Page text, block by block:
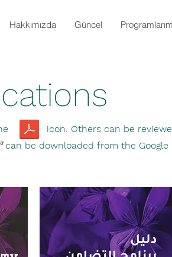
Hakkımızda Güncel
icon. Others can be reviewed
from the Google